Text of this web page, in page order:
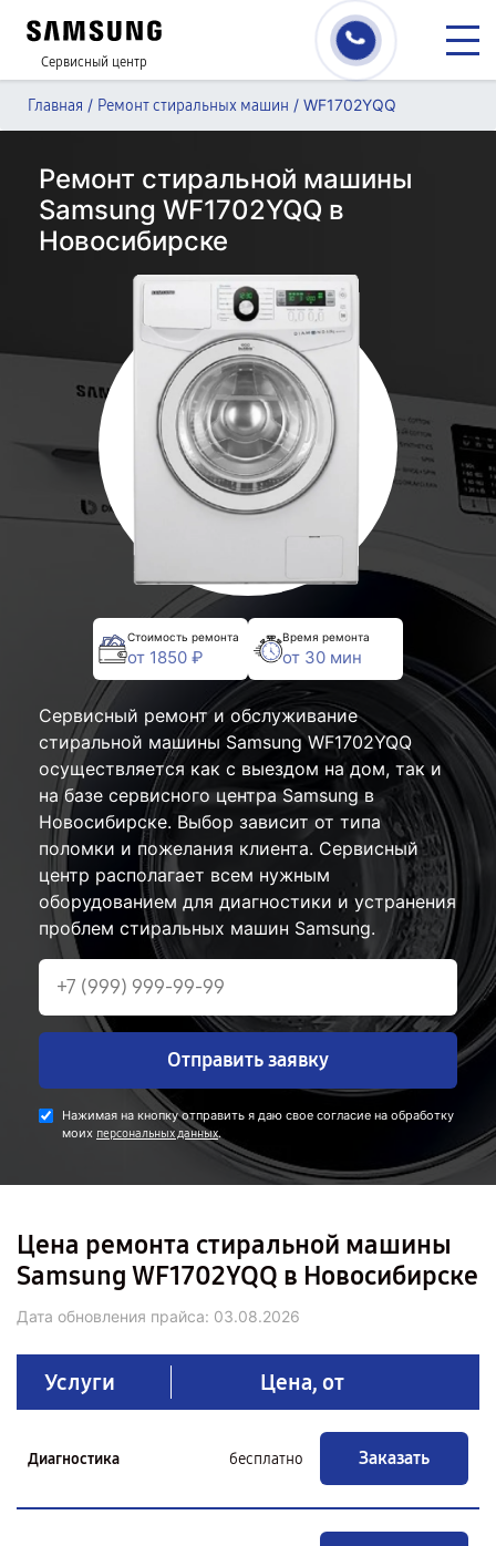
Сервисный центр
Главная / Ремонт стиральных машин / WF1702YQQ
Ремонт стиральной машины
Samsung WF1702YQQ в
Новосибирске
Стоимость ремонта
от 1850 ₽
Время ремонта
от 30 мин
Сервисный ремонт и обслуживание
стиральной машины Samsung WF1702YQQ
осуществляется как с выездом на дом, так и
на базе сервисного центра Samsung в
Новосибирске. Выбор зависит от типа
поломки и пожелания клиента. Сервисный
центр располагает всем нужным
оборудованием для диагностики и устранения
проблем стиральных машин Samsung.
Отправить заявку
Нажимая на кнопку отправить я даю свое согласие на обработку
моих персональных данных.
Цена ремонта стиральной машины
Samsung WF1702YQQ в Новосибирске
Дата обновления прайса: 03.08.2026
Услуги Цена, от
Диагностика бесплатно Заказать